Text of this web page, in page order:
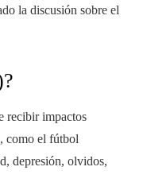
la discusión sobre el
recibir impactos
como el fútbol
depresión, olvidos,